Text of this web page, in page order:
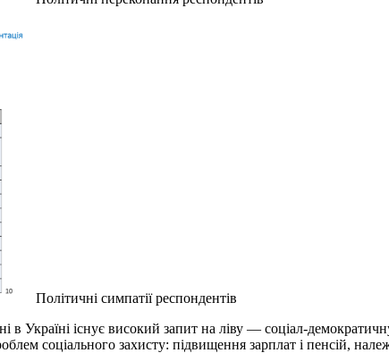
Політичні симпатії респондентів
в Україні існує високий запит на ліву — соціал-
соціального захисту: підвищення зарплат і пенсій,